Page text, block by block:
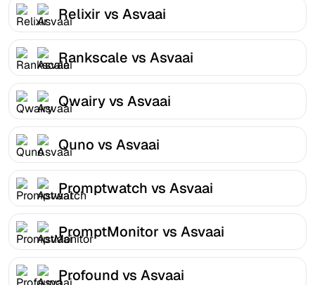
Relixir vs Asvaai
Rankscale vs Asvaai
Qwairy vs Asvaai
Quno vs Asvaai
Promptwatch vs Asvaai
PromptMonitor vs Asvaai
Profound vs Asvaai